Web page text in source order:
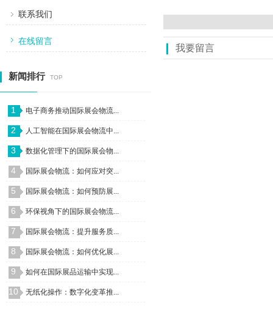
联系我们
在线留言
新闻排行 TOP
1 电子商务推动国际展会物流...
2 人工智能在国际展会物流中...
3 数据化管理下的国际展会物...
4 国际展会物流：如何应对突...
5 国际展会物流：如何预防展...
6 环保视角下的国际展会物流...
7 国际展会物流：提升服务质...
8 国际展会物流：如何优化展...
9 如何在国际展品运输中实现...
10 无纸化操作：数字化变革推...
我要留言